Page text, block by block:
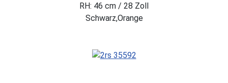
RH: 46 cm / 28 Zoll
Schwarz,Orange